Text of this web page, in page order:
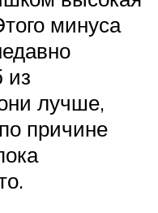
минуса
из
лучше,
причине